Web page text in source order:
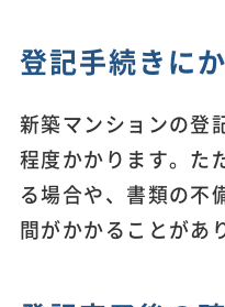
登記手続きに
新築マンションの登
程度かかります。た
る場合や、書類の不
間がかかることがあ